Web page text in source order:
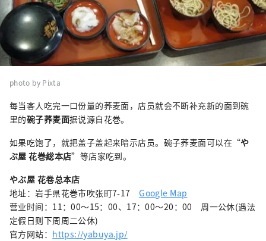
photo by Pixta
每当客人吃完一口份量的荞麦面，店员就会不断补充新的面到碗
里的碗子荞麦面据说源自花巻。
如果吃饱了，就把盖子盖起来暗示店员。碗子荞麦面可以在“や
ぶ屋 花巻総本店”等店家吃到。
やぶ屋 花卷总本店
地址：岩手県花巻市吹张町7-17Google Map
营业时间：11：00～15：00、17：00～20：00 周一公休(遇法
定假日则下周周二公休)
官方网站： https://yabuya.jp/